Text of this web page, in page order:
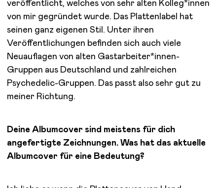
veröffentlicht, welches von sehr alten Kolleg*innen
von mir gegründet wurde. Das Plattenlabel hat
seinen ganz eigenen Stil. Unter ihren
Veröffentlichungen befinden sich auch viele
Neuauflagen von alten Gastarbeiter*innen-
Gruppen aus Deutschland und zahlreichen
Psychedelic-Gruppen. Das passt also sehr gut zu
meiner Richtung.
Deine Albumcover sind meistens für dich
angefertigte Zeichnungen. Was hat das aktuelle
Albumcover für eine Bedeutung?